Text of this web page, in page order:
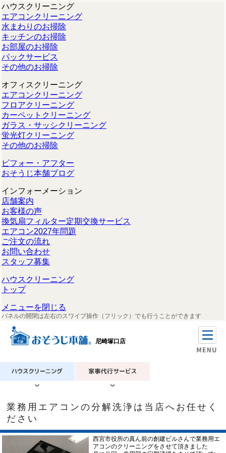
ハウスクリーニング
エアコンクリーニング
水まわりのお掃除
キッチンのお掃除
お部屋のお掃除
パックサービス
その他のお掃除
オフィスクリーニング
エアコンクリーニング
フロアクリーニング
カーペットクリーニング
ガラス・サッシクリーニング
蛍光灯クリーニング
その他のお掃除
ビフォー・アフター
おそうじ本舗ブログ
インフォーメーション
店舗案内
お客様の声
換気扇フィルター定期交換サービス
エアコン2027年問題
ご注文の流れ
お問い合わせ
スタッフ募集
ハウスクリーニング
トップ
メニューを閉じる
パネルの開閉は左右のスワイプ操作（フリック）でも行うことができます
尼崎塚口店
業務用エアコンの分解洗浄は当店へお任せく
ださい
西宮市役所の真ん前の創建ビルさんで業務用エ
アコンのクリーニングをさせて頂きました